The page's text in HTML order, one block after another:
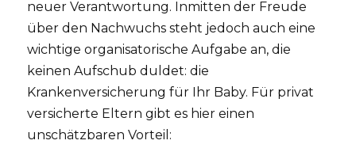
neuer Verantwortung. Inmitten der Freude
über den Nachwuchs steht jedoch auch eine
wichtige organisatorische Aufgabe an, die
keinen Aufschub duldet: die
Krankenversicherung für Ihr Baby. Für privat
versicherte Eltern gibt es hier einen
unschätzbaren Vorteil: